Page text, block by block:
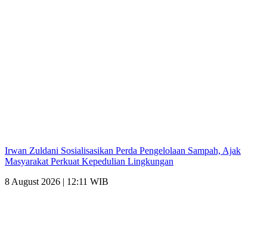
Irwan Zuldani Sosialisasikan Perda Pengelolaan Sampah, Ajak
Masyarakat Perkuat Kepedulian Lingkungan
8 August 2026 | 12:11 WIB